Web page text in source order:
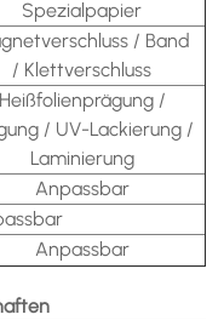
Spezialpapier
/ Band
/ Klettverschluss
Heißfolienprägung /
/ UV-Lackierung /
Laminierung
Anpassbar
Anpassbar